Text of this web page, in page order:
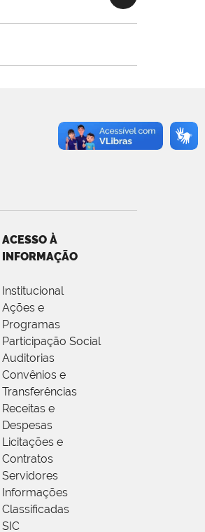
ACESSO À
INFORMAÇÃO
Institucional
Ações e
Programas
Participação Social
Auditorias
Convênios e
Transferências
Receitas e
Despesas
Licitações e
Contratos
Servidores
Informações
Classificadas
SIC